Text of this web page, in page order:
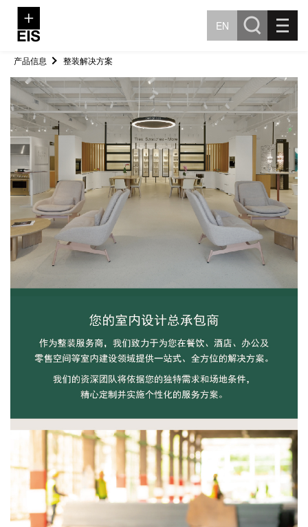
EN
产品信息 整装解决方案